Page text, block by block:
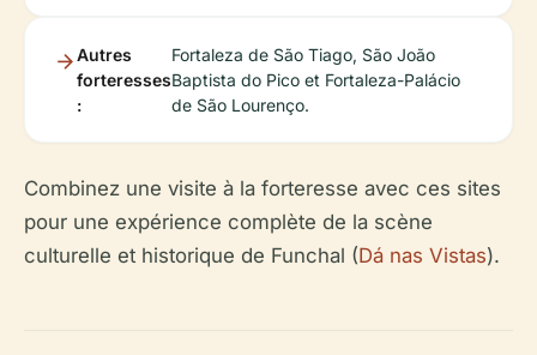
Autres
forteresses
:
Fortaleza de São Tiago, São João
Baptista do Pico et Fortaleza-Palácio
de São Lourenço.
Combinez une visite à la forteresse avec ces sites
pour une expérience complète de la scène
culturelle et historique de Funchal (Dá nas Vistas).